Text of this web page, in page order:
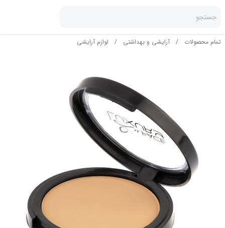
جستجو
تمام محصولات / آرایشی و بهداشتی / لوازم آرایشی